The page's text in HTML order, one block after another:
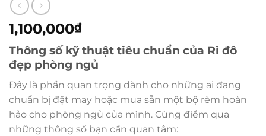
1,100,000₫
Thông số kỹ thuật tiêu chuẩn của Ri đô
đẹp phòng ngủ
Đây là phần quan trọng dành cho những ai đang
chuẩn bị đặt may hoặc mua sẵn một bộ rèm hoàn
hảo cho phòng ngủ của mình. Cùng điểm qua
những thông số bạn cần quan tâm: